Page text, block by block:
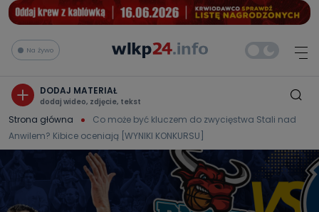
Na żywo
DODAJ MATERIAŁ
dodaj wideo, zdjęcie, tekst
Strona główna
Co może być kluczem do zwycięstwa Stali nad
Anwilem? Kibice oceniają [WYNIKI KONKURSU]